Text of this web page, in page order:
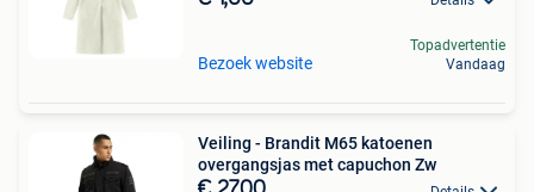
Bezoek website
Topadvertentie
Vandaag
Veiling - Brandit M65 katoenen
overgangsjas met capuchon Zw